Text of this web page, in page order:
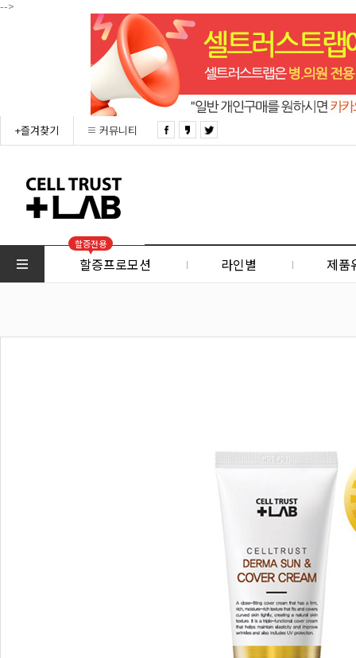
-->
+즐겨찾기 커뮤니티
할증전용
할증프로모션 라인별 제품